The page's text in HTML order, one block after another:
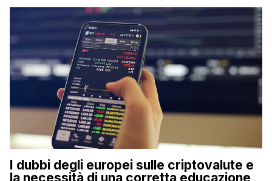
flessibilità e rendimento. Come funzionano […]
I dubbi degli europei sulle criptovalute e
la necessità di una corretta educazione